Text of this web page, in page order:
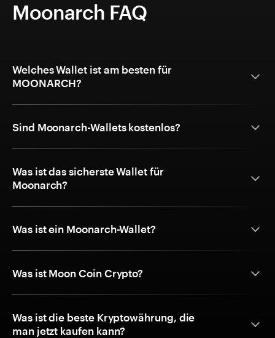
Moonarch FAQ
Welches Wallet ist am besten für
MOONARCH?
Sind Moonarch-Wallets kostenlos?
Was ist das sicherste Wallet für
Moonarch?
Was ist ein Moonarch-Wallet?
Was ist Moon Coin Crypto?
Was ist die beste Kryptowährung, die
man jetzt kaufen kann?